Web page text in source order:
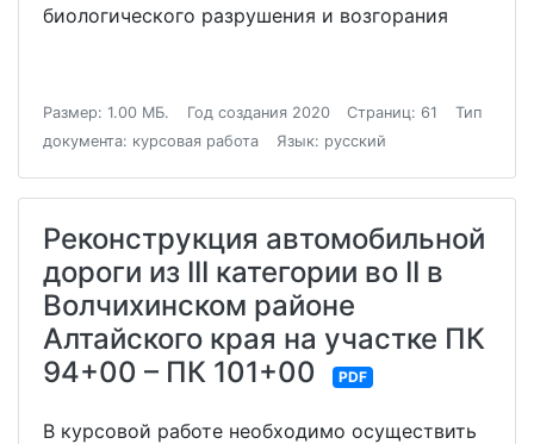
биологического разрушения и возгорания
Размер: 1.00 МБ. Год создания 2020 Страниц: 61
Тип
документа: курсовая работа
Язык: русский
Реконструкция автомобильной
дороги из III категории во II в
Волчихинском районе
Алтайского края на участке ПК
94+00 – ПК 101+00
PDF
В курсовой работе необходимо осуществить